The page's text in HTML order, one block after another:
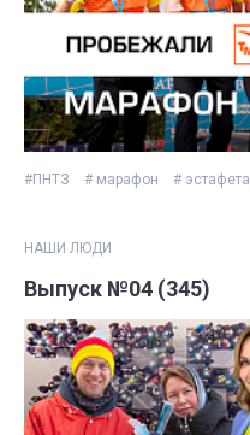
#ПНТЗ # марафон # эстафета
НАШИ ЛЮДИ
Выпуск №04 (345)